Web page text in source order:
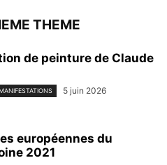
THEME
de peinture de Claude
5 juin 2026
européennes du
2021